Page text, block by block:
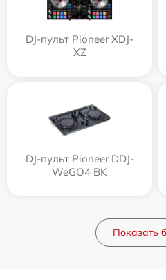
DJ-пульт Pioneer XDJ-
XZ
DJ-пульт Pioneer DDJ-
WeGO4 BK
Показать